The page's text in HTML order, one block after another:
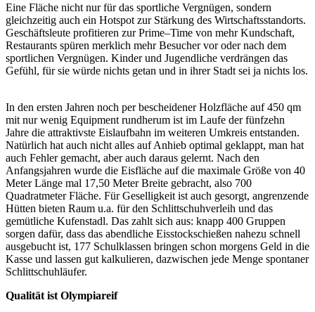
Eine Fläche nicht nur für das sportliche Vergnügen, sondern
gleichzeitig auch ein Hotspot zur Stärkung des Wirtschaftsstandorts.
Geschäftsleute profitieren zur Prime–Time von mehr Kundschaft,
Restaurants spüren merklich mehr Besucher vor oder nach dem
sportlichen Vergnügen. Kinder und Jugendliche verdrängen das
Gefühl, für sie würde nichts getan und in ihrer Stadt sei ja nichts los.
In den ersten Jahren noch per bescheidener Holzfläche auf 450 qm
mit nur wenig Equipment rundherum ist im Laufe der fünfzehn
Jahre die attraktivste Eislaufbahn im weiteren Umkreis entstanden.
Natürlich hat auch nicht alles auf Anhieb optimal geklappt, man hat
auch Fehler gemacht, aber auch daraus gelernt. Nach den
Anfangsjahren wurde die Eisfläche auf die maximale Größe von 40
Meter Länge mal 17,50 Meter Breite gebracht, also 700
Quadratmeter Fläche. Für Geselligkeit ist auch gesorgt, angrenzende
Hütten bieten Raum u.a. für den Schlittschuhverleih und das
gemütliche Kufenstadl. Das zahlt sich aus: knapp 400 Gruppen
sorgen dafür, dass das abendliche Eisstockschießen nahezu schnell
ausgebucht ist, 177 Schulklassen bringen schon morgens Geld in die
Kasse und lassen gut kalkulieren, dazwischen jede Menge spontaner
Schlittschuhläufer.
Qualität ist Olympiareif